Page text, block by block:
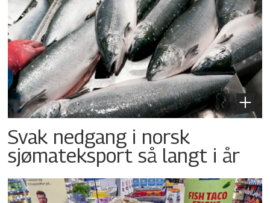
Svak nedgang i norsk
sjømateksport så langt i år